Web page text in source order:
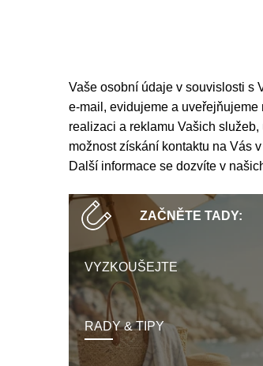
Vaše osobní údaje v souvislosti s
e-mail, evidujeme a
realizaci a reklamu Vašich
možnost získání kontaktu na Vás
Další informace se dozvíte v
ZAČNĚTE TADY:
VYZKOUŠEJTE
RADY & TIPY
Není polystyren? My ho
seženeme! ›
podkroví a vše o